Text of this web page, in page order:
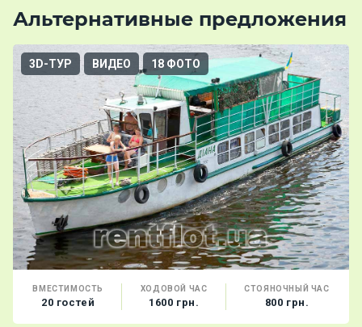
Альтернативные предложения
3D-ТУР ВИДЕО 18 ФОТО
ВМЕСТИМОСТЬ
20 гостей
ХОДОВОЙ ЧАС
1600 грн.
СТОЯНОЧНЫЙ ЧАС
800 грн.